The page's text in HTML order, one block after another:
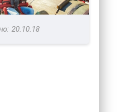
20.10.18